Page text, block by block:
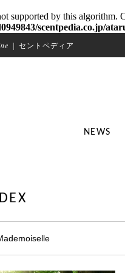
supported by this algorithm.
scentpedia.co.jp/
セントペディア
NEWS